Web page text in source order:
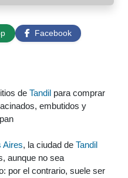
Facebook
de Tandil para comprar
embutidos y
Aires, la ciudad de Tandil
aunque no sea
por el contrario, suele ser